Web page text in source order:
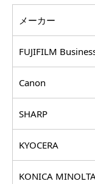
メーカー
FUJIFILM
Canon
SHARP
KYOCERA
KONICA MINOLTA